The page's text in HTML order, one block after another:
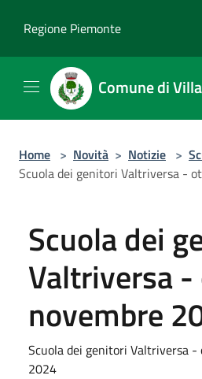
Regione Piemonte
Comune di
Home > Novità > Notizie >
Scuola dei genitori Valtriversa -
Scuola dei
Valtriversa
novembre
Scuola dei genitori Valtriversa
2024